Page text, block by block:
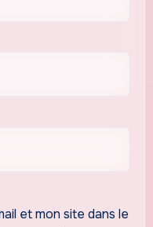
et mon site dans le